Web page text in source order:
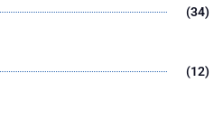
(34)
(12)